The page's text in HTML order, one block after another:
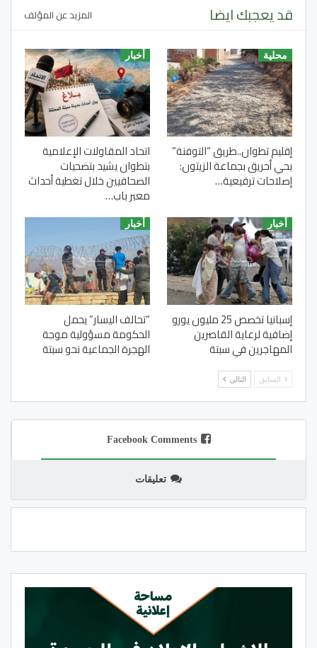
قد يعجبك ايضا المزيد عن المؤلف
محلية
إقليم تطوان..طريق “التوفنة”
بحي أحريق بجماعة الزيتون:
إصلاحات ترقيعية…
أخبار
اتحاد المقاولات الإعلامية
بتطوان يشيد بتضحيات
الصحافيين خلال تغطية أحداث
معبر باب…
أخبار
إسبانيا تخصص 25 مليون يورو
إضافية لرعاية القاصرين
المهاجرين في سبتة
أخبار
“تحالف اليسار” يحمل
الحكومة مسؤولية موجة
الهجرة الجماعية نحو سبتة
السابق التالي
Facebook Comments
تعليقات